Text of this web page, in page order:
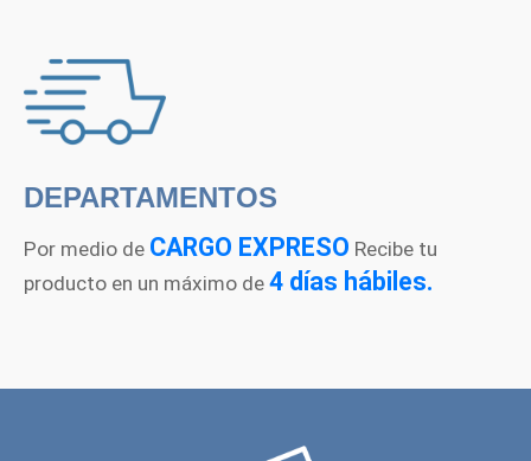
DEPARTAMENTOS
Por medio de CARGO EXPRESO Recibe tu
producto en un máximo de 4 días hábiles.